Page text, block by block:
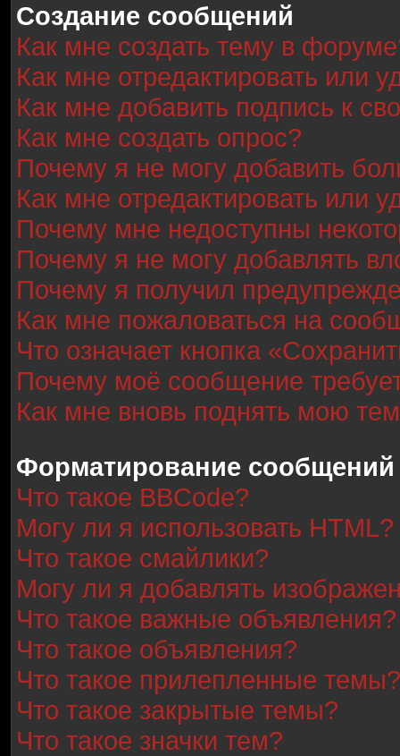
Создание сообщений
Как мне создать тему в
Как мне отредактировать или
Как мне добавить подпись к
Как мне создать опрос?
Почему я не могу добавить
Как мне отредактировать или
Почему мне недоступны
Почему я не могу добавлять
Почему я получил
Как мне пожаловаться на
Что означает кнопка
Почему моё сообщение
Как мне вновь поднять мою
Форматирование
Что такое BBCode?
Могу ли я использовать HTML?
Что такое смайлики?
Могу ли я добавлять
Что такое важные объявления?
Что такое объявления?
Что такое прилепленные темы?
Что такое закрытые темы?
Что такое значки тем?